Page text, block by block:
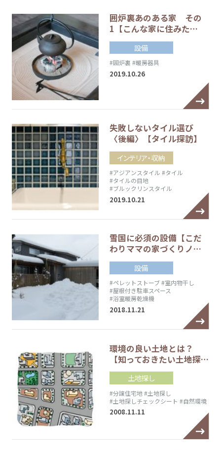
囲炉裏あのある家 その
1【こんな家に住みた…
設備
#囲炉裏 #暖房器具
2019.10.26
失敗しないタイル選び
〈後編〉【タイル探訪】
インテリア・収納
#アジアンスタイル #タイル
#タイルの目地
#ブルックリンスタイル
2019.10.21
雪国に必須の設備【こだ
わりママの家づくりノ…
設備
#ペレットストーブ#室内物干し
#屋根付き駐車スペース
#浴室暖房乾燥機
2018.11.21
環境の良い土地とは？
【知っておきたい土地探…
土地探し
#分譲住宅地#土地探し
#土地探しチェックシート #自然環境
2008.11.11